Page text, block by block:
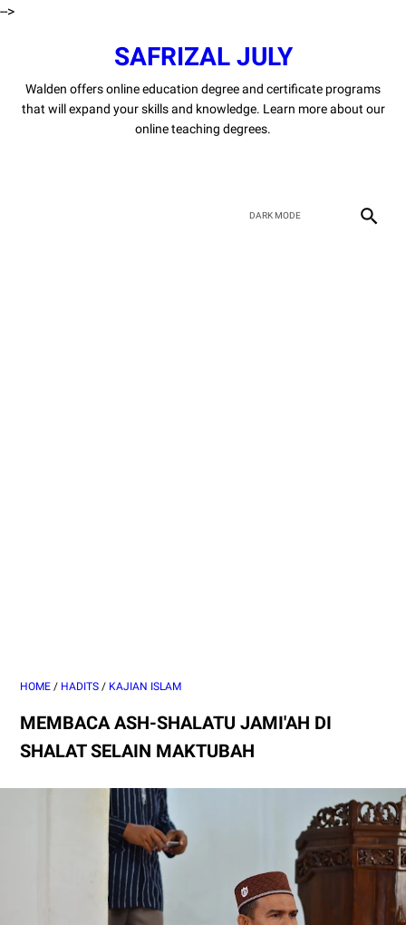
-->
SAFRIZAL JULY
Walden offers online education degree and certificate programs
that will expand your skills and knowledge. Learn more about our
online teaching degrees.
HOME / HADITS / KAJIAN ISLAM
MEMBACA ASH-SHALATU JAMI'AH DI
SHALAT SELAIN MAKTUBAH